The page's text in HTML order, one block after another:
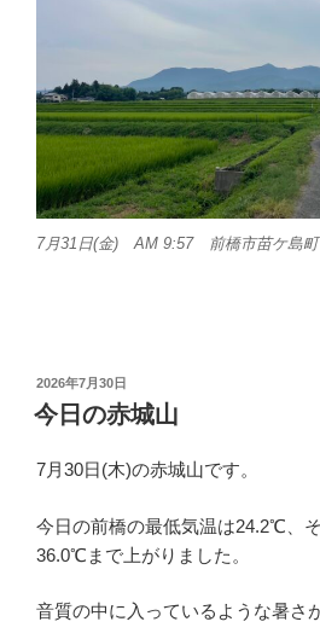
7月31日(金) AM 9:57 前橋市苗ケ島町
投
稿
日:
2026年7月30日
今日の赤城山
7月30日(木)の赤城山です。
今日の前橋の最低気温は24.2℃、
36.0℃まで上がりました。
音質の中に入っているような暑さ